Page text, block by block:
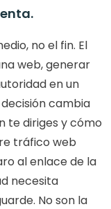
no el fin. El
web, generar
en un
cambia
te diriges y cómo
tráfico web
al enlace de la
necesita
No son la